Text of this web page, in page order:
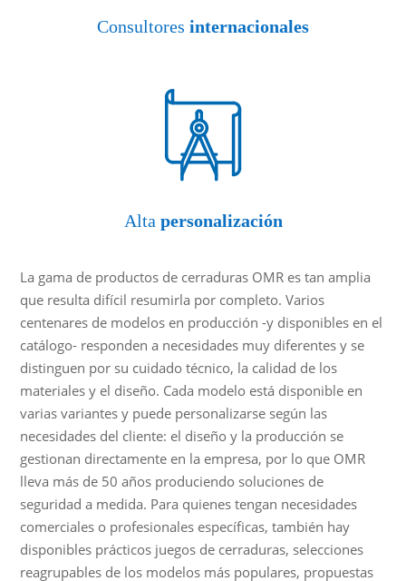
Consultores internacionales
Alta personalización
La gama de productos de cerraduras OMR es tan amplia
que resulta difícil resumirla por completo. Varios
centenares de modelos en producción -y disponibles en el
catálogo- responden a necesidades muy diferentes y se
distinguen por su cuidado técnico, la calidad de los
materiales y el diseño. Cada modelo está disponible en
varias variantes y puede personalizarse según las
necesidades del cliente: el diseño y la producción se
gestionan directamente en la empresa, por lo que OMR
lleva más de 50 años produciendo soluciones de
seguridad a medida. Para quienes tengan necesidades
comerciales o profesionales específicas, también hay
disponibles prácticos juegos de cerraduras, selecciones
reagrupables de los modelos más populares, propuestas